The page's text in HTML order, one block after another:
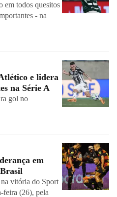
em todos quesitos
- na
e lidera
na Série A
gol no
em
na vitória do Sport
feira (26), pela